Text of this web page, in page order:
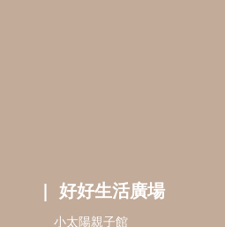
小太陽親子書房